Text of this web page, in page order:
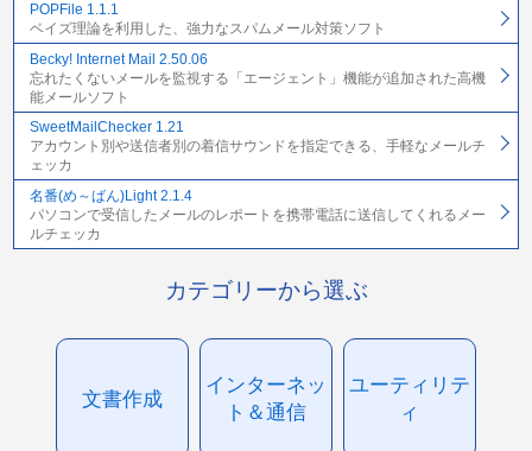
POPFile 1.1.1
ベイズ理論を利用した、強力なスパムメール対策ソフト
Becky! Internet Mail 2.50.06
忘れたくないメールを監視する「エージェント」機能が追加された高機
能メールソフト
SweetMailChecker 1.21
アカウント別や送信者別の着信サウンドを指定できる、手軽なメールチ
ェッカ
名番(め～ばん)Light 2.1.4
パソコンで受信したメールのレポートを携帯電話に送信してくれるメー
ルチェッカ
カテゴリーから選ぶ
文書作成
インターネッ
ト＆通信
ユーティリテ
ィ